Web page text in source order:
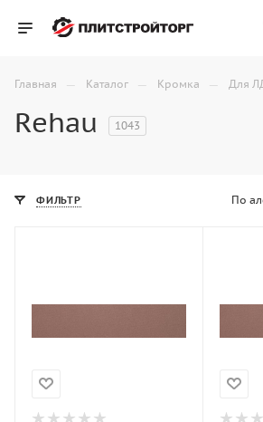
Главная — Каталог — Кромка — Для
Rehau 1043
ФИЛЬТР По